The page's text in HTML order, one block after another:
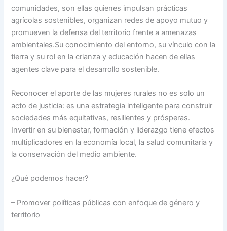
comunidades, son ellas quienes impulsan prácticas
agrícolas sostenibles, organizan redes de apoyo mutuo y
promueven la defensa del territorio frente a amenazas
ambientales.Su conocimiento del entorno, su vínculo con la
tierra y su rol en la crianza y educación hacen de ellas
agentes clave para el desarrollo sostenible.
Reconocer el aporte de las mujeres rurales no es solo un
acto de justicia: es una estrategia inteligente para construir
sociedades más equitativas, resilientes y prósperas.
Invertir en su bienestar, formación y liderazgo tiene efectos
multiplicadores en la economía local, la salud comunitaria y
la conservación del medio ambiente.
¿Qué podemos hacer?
– Promover políticas públicas con enfoque de género y
territorio